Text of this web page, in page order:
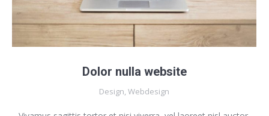
Dolor nulla website
Design, Webdesign